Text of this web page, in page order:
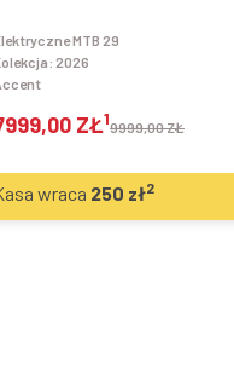
MTB 29
2026
ZŁ19999,00 ZŁ
wraca 250 zł2